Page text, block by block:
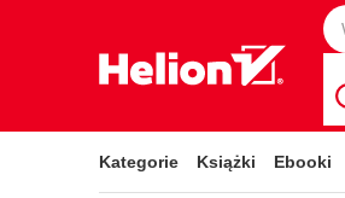
Kategorie Książki Ebooki